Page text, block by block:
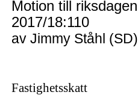
Motion till riksdagen
2017/18:110
av Jimmy Ståhl (SD)
Fastighetsskatt